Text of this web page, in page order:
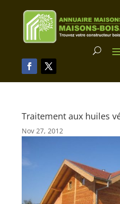
Traitement aux huiles
Nov 27, 2012